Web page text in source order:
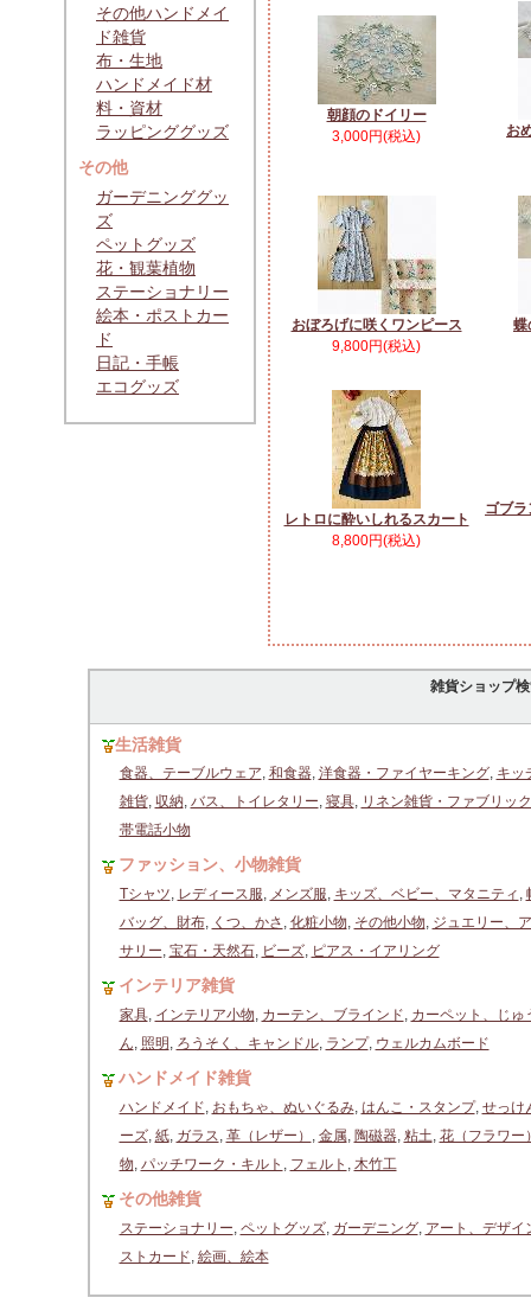
その他ハンドメイ
ド雑貨
布・生地
ハンドメイド材
料・資材
ラッピンググッズ
その他
ガーデニンググッ
ズ
ペットグッズ
花・観葉植物
ステーショナリー
絵本・ポストカー
ド
日記・手帳
エコグッズ
朝顔のドイリー
3,000円(税込)
お
おぼろげに咲くワンピース
9,800円(税込)
蝶
レトロに酔いしれるスカート
8,800円(税込)
ゴブ
雑貨ショップ
生活雑貨
食器、テーブルウェア, 和食器, 洋食器・ファイヤーキング, キッ
雑貨, 収納, バス、トイレタリー, 寝具, リネン雑貨・ファブリック
帯電話小物
ファッション、小物雑貨
Tシャツ, レディース服, メンズ服, キッズ、ベビー、マタニティ ,
バッグ、財布, くつ、かさ , 化粧小物, その他小物, ジュエリー、
サリー, 宝石・天然石, ビーズ, ピアス・イアリング
インテリア雑貨
家具, インテリア小物, カーテン、ブラインド, カーペット、じゅ
ん, 照明 , ろうそく、キャンドル, ランプ, ウェルカムボード
ハンドメイド雑貨
ハンドメイド, おもちゃ、ぬいぐるみ, はんこ・スタンプ, せっけ
ーズ, 紙, ガラス, 革（レザー） , 金属, 陶磁器, 粘土, 花（フラワー
物, パッチワーク・キルト , フェルト , 木竹工
その他雑貨
ステーショナリー, ペットグッズ, ガーデニング, アート、デザイ
ストカード, 絵画、絵本